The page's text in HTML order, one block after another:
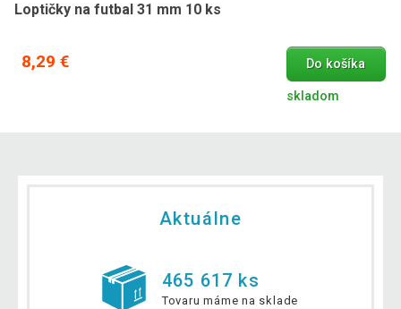
Loptičky na futbal 31 mm 10 ks
8,29 € Do košíka
skladom
Aktuálne
465 617 ks
Tovaru máme na sklade